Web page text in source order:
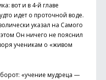
вот и в 4-й главе
идет о проточной воде.
указал на Самого
Он ничего не пояснил
ученикам о «живом
«учение мудреца —